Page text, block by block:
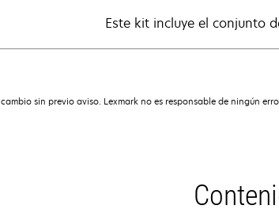
Este kit incluye el conjunto
sin previo aviso. Lexmark no es responsable de ningún